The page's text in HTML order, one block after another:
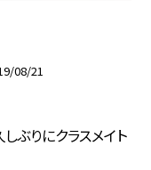
08/21
ぶりにクラスメイト